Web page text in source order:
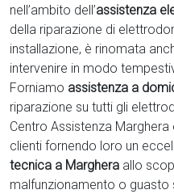
nell’ambito dell’assistenza
della riparazione di
installazione, è rinomata
intervenire in modo
Forniamo assistenza a
riparazione su tutti gli
Centro Assistenza
clienti fornendo loro un
tecnica a Marghera allo
malfunzionamento o guasto